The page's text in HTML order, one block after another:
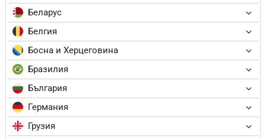
Беларус
Белгия
Босна и Херцеговина
Бразилия
България
Германия
Грузия